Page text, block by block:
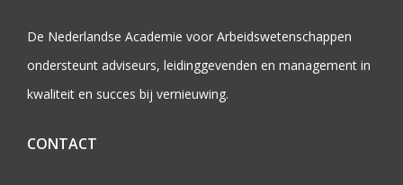
De Nederlandse Academie voor Arbeidswetenschappen
ondersteunt adviseurs, leidinggevenden en management in
kwaliteit en succes bij vernieuwing.
CONTACT